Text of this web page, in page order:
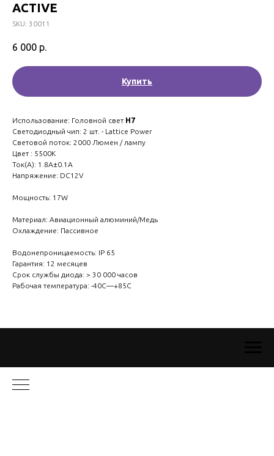
ACTIVE
SKU: 30011
6 000 р.
Купить
Использование: Головной свет H7
Светодиодный чип: 2 шт. - Lattice Power
Световой поток: 2000 Люмен / лампу
Цвет : 5500K
Ток(A): 1.8A±0.1A
Напряжение: DC12V
Мощность: 17W
Материал: Авиационный алюминий/Медь
Охлаждение: Пассивное
Водонепроницаемость: IP 65
Гарантия: 12 месяцев
Срок службы диода: > 30 000 часов
Рабочая температура: -40C—+85C